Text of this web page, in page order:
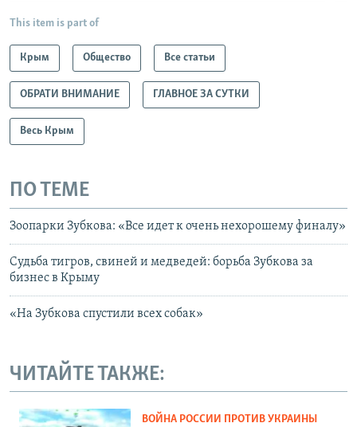
This item is part of
Крым Общество Все статьи
ОБРАТИ ВНИМАНИЕ ГЛАВНОЕ ЗА СУТКИ
Весь Крым
ПО ТЕМЕ
Зоопарки Зубкова: «Все идет к очень нехорошему финалу»
Судьба тигров, свиней и медведей: борьба Зубкова за
бизнес в Крыму
«На Зубкова спустили всех собак»
ЧИТАЙТЕ ТАКЖЕ:
ВОЙНА РОССИИ ПРОТИВ УКРАИНЫ